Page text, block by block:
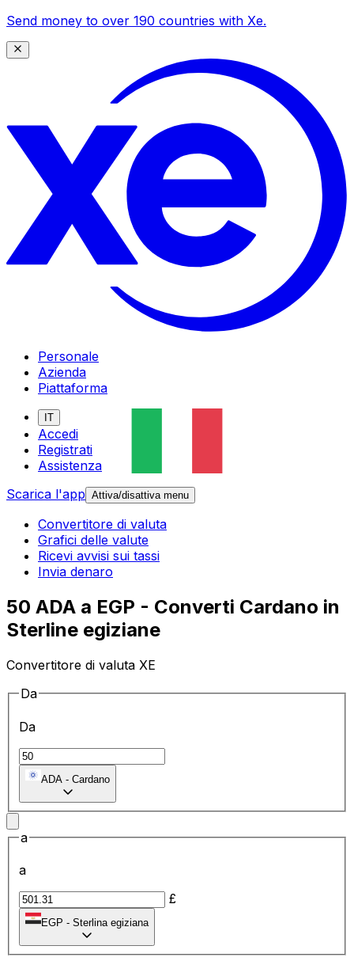
Send money to over 190 countries with Xe.
Personale
Azienda
Piattaforma
IT
Accedi
Registrati
Assistenza
Scarica l'app Attiva/disattiva menu
Convertitore di valuta
Grafici delle valute
Ricevi avvisi sui tassi
Invia denaro
50 ADA a EGP - Converti Cardano in
Sterline egiziane
Convertitore di valuta XE
Da
Da
ADA - Cardano
a
a
£
EGP - Sterlina egiziana